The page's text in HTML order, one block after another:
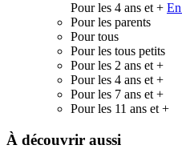
Pour les 4 ans et +
Pour les parents
Pour tous
Pour les tous petits
Pour les 2 ans et +
Pour les 4 ans et +
Pour les 7 ans et +
Pour les 11 ans et +
À découvrir aussi